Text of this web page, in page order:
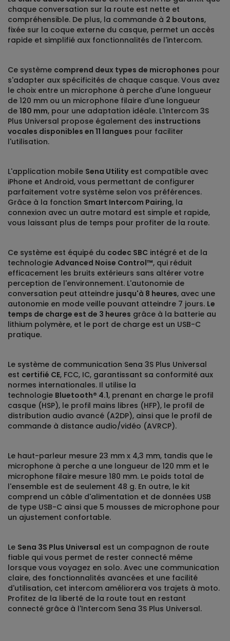
chaque conversation sur la route est nette et
compréhensible. De plus, la commande à 2 boutons,
fixée sur la coque externe du casque, permet un accès
rapide et simplifié aux fonctionnalités de l'intercom.
Ce système comprend deux types de microphones pour
s'adapter aux spécificités de chaque casque. Vous avez
le choix entre un microphone à perche d'une longueur
de 120 mm ou un microphone filaire d'une longueur
de 180 mm, pour une adaptation idéale. L'Intercom 3S
Plus Universal propose également des instructions
vocales disponibles en 11 langues pour faciliter
l'utilisation.
L'application mobile Sena Utility est compatible avec
iPhone et Android, vous permettant de configurer
parfaitement votre système selon vos préférences.
Grâce à la fonction Smart Intercom Pairing, la
connexion avec un autre motard est simple et rapide,
vous laissant plus de temps pour profiter de la route.
Ce système est équipé du codec SBC intégré et de la
technologie Advanced Noise Control™, qui réduit
efficacement les bruits extérieurs sans altérer votre
perception de l'environnement. L'autonomie de
conversation peut atteindre jusqu'à 8 heures, avec une
autonomie en mode veille pouvant atteindre 7 jours. Le
temps de charge est de 3 heures grâce à la batterie au
lithium polymère, et le port de charge est un USB-C
pratique.
Le système de communication Sena 3S Plus Universal
est certifié CE, FCC, IC, garantissant sa conformité aux
normes internationales. Il utilise la
technologie Bluetooth® 4.1, prenant en charge le profil
casque (HSP), le profil mains libres (HFP), le profil de
distribution audio avancé (A2DP), ainsi que le profil de
commande à distance audio/vidéo (AVRCP).
Le haut-parleur mesure 23 mm x 4,3 mm, tandis que le
microphone à perche a une longueur de 120 mm et le
microphone filaire mesure 180 mm. Le poids total de
l'ensemble est de seulement 48 g. En outre, le kit
comprend un câble d'alimentation et de données USB
de type USB-C ainsi que 5 mousses de microphone pour
un ajustement confortable.
Le Sena 3S Plus Universal est un compagnon de route
fiable qui vous permet de rester connecté même
lorsque vous voyagez en solo. Avec une communication
claire, des fonctionnalités avancées et une facilité
d'utilisation, cet intercom améliorera vos trajets à moto.
Profitez de la liberté de la route tout en restant
connecté grâce à l'Intercom Sena 3S Plus Universal.